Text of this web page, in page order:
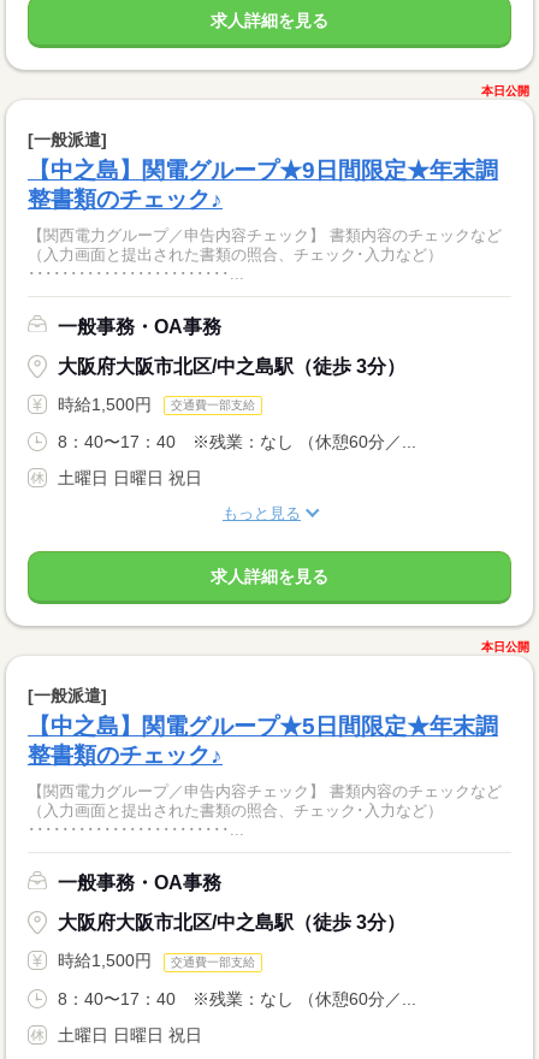
求人詳細を見る
本日公開
[一般派遣]
【中之島】関電グループ★9日間限定★年末調
整書類のチェック♪
【関西電力グループ／申告内容チェック】 書類内容のチェックなど
（入力画面と提出された書類の照合、チェック･入力など）
････････････････････････...
一般事務・OA事務
大阪府大阪市北区/中之島駅（徒歩 3分）
時給1,500円 交通費一部支給
8：40〜17：40 ※残業：なし （休憩60分／...
土曜日 日曜日 祝日
もっと見る
求人詳細を見る
本日公開
[一般派遣]
【中之島】関電グループ★5日間限定★年末調
整書類のチェック♪
【関西電力グループ／申告内容チェック】 書類内容のチェックなど
（入力画面と提出された書類の照合、チェック･入力など）
････････････････････････...
一般事務・OA事務
大阪府大阪市北区/中之島駅（徒歩 3分）
時給1,500円 交通費一部支給
8：40〜17：40 ※残業：なし （休憩60分／...
土曜日 日曜日 祝日